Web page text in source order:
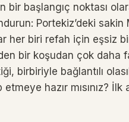
bir başlangıç ​​noktası
Portekiz’deki sakin
her biri refah için eşsiz
bir koşudan çok daha
birbiriyle bağlantılı
hazır mısınız?